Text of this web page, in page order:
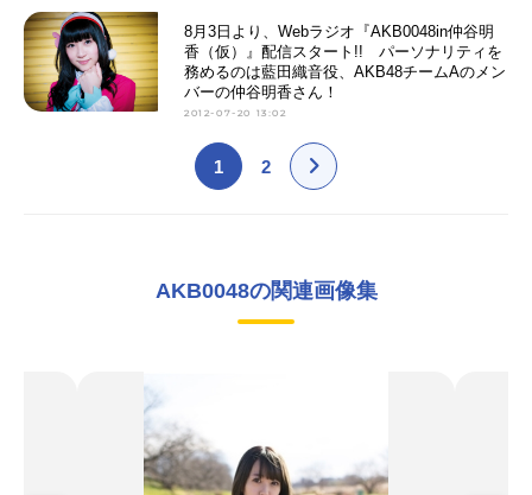
8月3日より、Webラジオ『AKB0048in仲谷明
香（仮）』配信スタート!! パーソナリティを
務めるのは藍田織音役、AKB48チームAのメン
バーの仲谷明香さん！
2012-07-20 13:02
1 2
AKB0048の関連画像集